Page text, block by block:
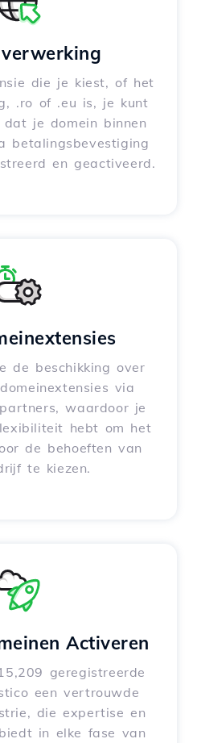
die je kiest, of het
.ro of .eu is, je kunt
je domein binnen
betalingsbevestiging
en geactiveerd.
de beschikking over
via
waardoor je
hebt om het
de behoeften van
te kiezen.
Activeren
geregistreerde
een vertrouwde
die expertise en
in elke fase van